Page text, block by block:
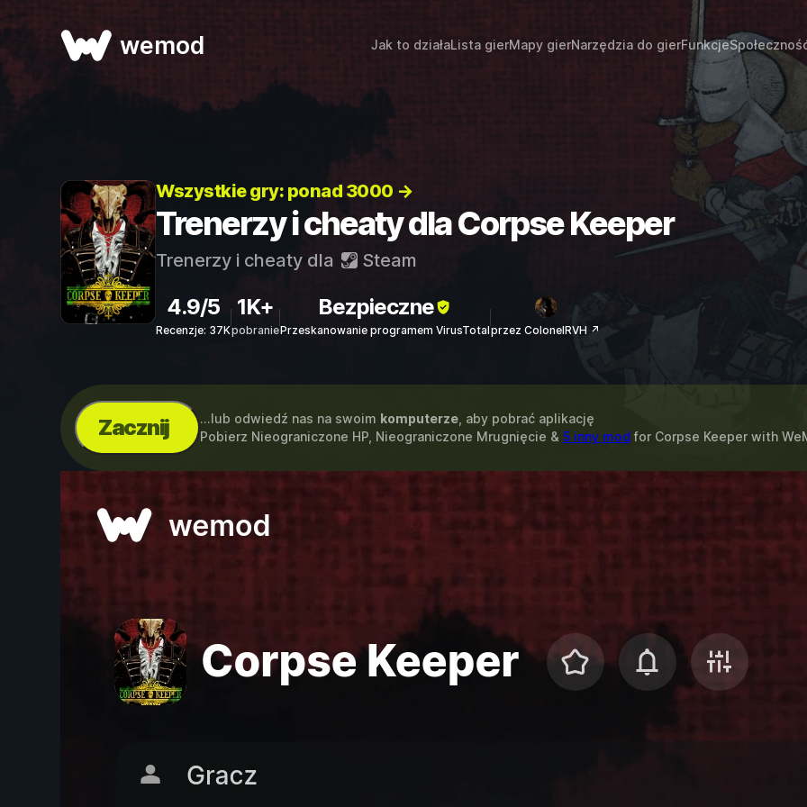
wemod Jak to działaLista gierMapy gierNarzędzia do gierFunkcje
Wszystkie gry: ponad 3000 →
Trenerzy i cheaty dla Corpse Keeper
Trenerzy i cheaty dla Steam
4.9/5
Recenzje: 37K
1K+
pobranie
Bezpieczne
Przeskanowanie programem VirusTotalprzez ColonelRVH ↗
Zacznij ...lub odwiedź nas na swoim komputerze, aby pobrać aplikację
Pobierz Nieograniczone HP, Nieograniczone Mrugnięcie & 5 inny mod for Corpse Keeperwith